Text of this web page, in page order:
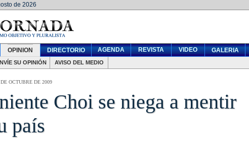
de 2026
OPINION DIRECTORIO AGENDA REVISTA VIDEO GALERIA
SU OPINIÓN AVISO DEL MEDIO
OCTUBRE DE 2009
Choi se niega a mentir
país